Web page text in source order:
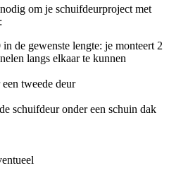
om je schuifdeurproject met
de gewenste lengte: je monteert 2
langs elkaar te kunnen
tweede deur
schuifdeur onder een schuin dak